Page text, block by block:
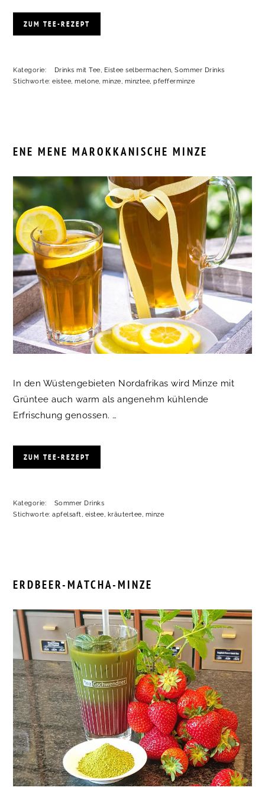
ZUM TEE-REZEPT
Kategorie: Drinks mit Tee, Eistee selbermachen,Sommer Drinks
Stichworte:eistee,melone,minze, minztee,pfefferminze
ENE MENE MAROKKANISCHE MINZE
In den Wüstengebieten Nordafrikas wird Minze mit
Grüntee auch warm als angenehm kühlende
Erfrischung genossen. …
ZUM TEE-REZEPT
Kategorie:
Sommer Drinks
Stichworte:apfelsaft, eistee, kräutertee, minze
ERDBEER-MATCHA-MINZE